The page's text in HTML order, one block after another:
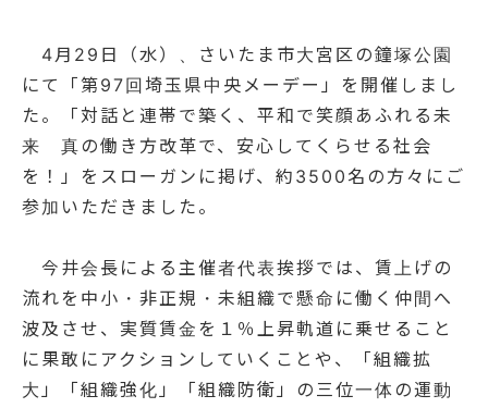
4月29日（水）、さいたま市大宮区の鐘塚公園
にて「第97回埼玉県中央メーデー」を開催しまし
た。「対話と連帯で築く、平和で笑顔あふれる未
来 真の働き方改革で、安心してくらせる社会
を！」をスローガンに掲げ、約3500名の方々にご
参加いただきました。
今井会長による主催者代表挨拶では、賃上げの
流れを中小・非正規・未組織で懸命に働く仲間へ
波及させ、実質賃金を１％上昇軌道に乗せること
に果敢にアクションしていくことや、「組織拡
大」「組織強化」「組織防衛」の三位一体の運動